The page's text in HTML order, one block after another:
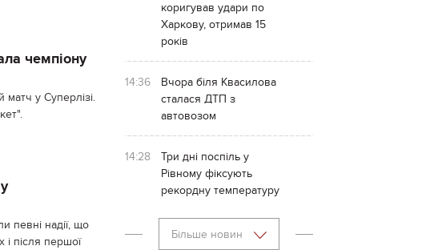
чемпіону
у Суперлізі.
певні надії, що
і після першої
коригував удари по
Харкову, отримав 15
років
14:36
Вчора біля Квасилова
сталася ДТП з
автовозом
14:28
Три дні поспіль у
Рівному фіксують
рекордну температуру
Більше новин